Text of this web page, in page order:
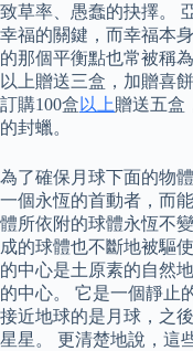
致草率、愚蠢的抉擇。
幸福的關鍵，而幸福本
的那個平衡點也常被稱
以上贈送三盒，加贈喜
訂購100盒 以上贈送五盒
的封蠟。
為了確保月球下面的物
一個永恆的首動者，而
體所依附的球體永恆不
成的球體也不斷地被驅
的中心是土原素的自然
的中心。 它是一個靜止
接近地球的是月球，之
星星。 更清楚地說，這